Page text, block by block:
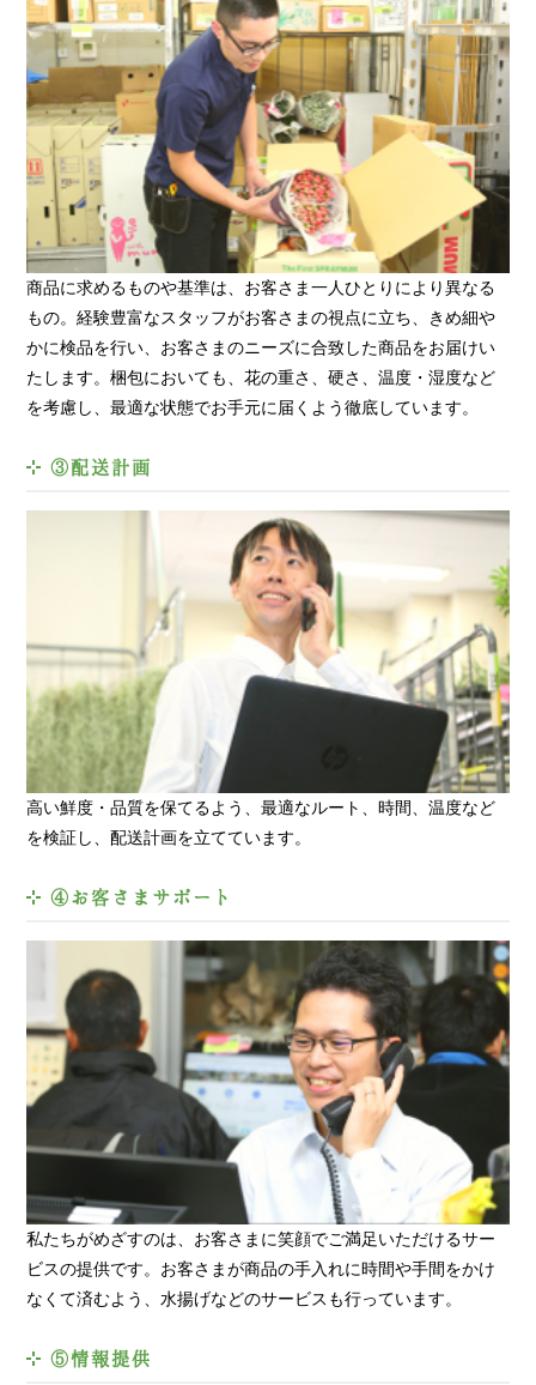
商品に求めるものや基準は、お客さま一人ひとりにより異なる
もの。経験豊富なスタッフがお客さまの視点に立ち、きめ細や
かに検品を行い、お客さまのニーズに合致した商品をお届けい
たします。梱包においても、花の重さ、硬さ、温度・湿度など
を考慮し、最適な状態でお手元に届くよう徹底しています。
③配送計画
高い鮮度・品質を保てるよう、最適なルート、時間、温度など
を検証し、配送計画を立てています。
④お客さまサポート
私たちがめざすのは、お客さまに笑顔でご満足いただけるサー
ビスの提供です。お客さまが商品の手入れに時間や手間をかけ
なくて済むよう、水揚げなどのサービスも行っています。
⑤情報提供